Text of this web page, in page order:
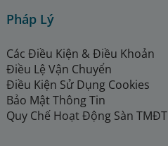
Pháp Lý
Các Điều Kiện & Điều Khoản
Điều Lệ Vận Chuyển
Điều Kiện Sử Dụng Cookies
Bảo Mật Thông Tin
Quy Chế Hoạt Động Sàn TMĐT